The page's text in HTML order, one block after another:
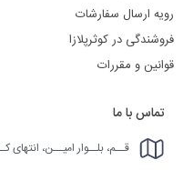
رویه ارسال سفارشات
فروشندگی در کوثرپلازا
قوانین و مقررات
تماس با ما
قــم، بلــوار امیــن، انتهای